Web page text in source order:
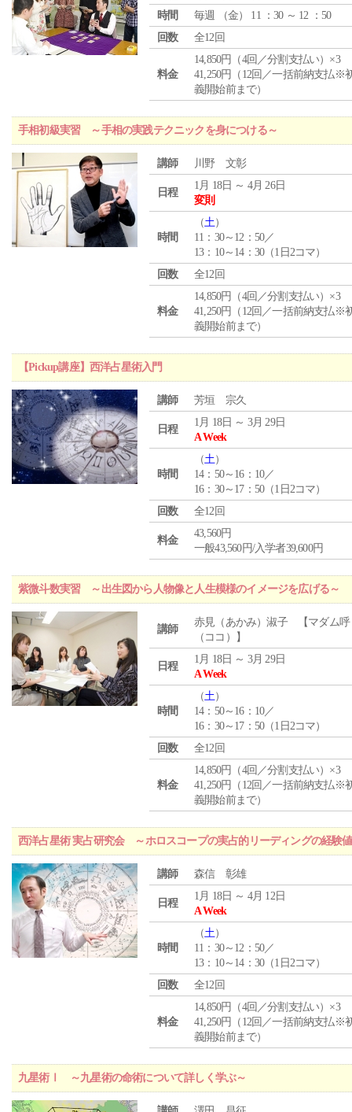
時間
毎週 （金） 11 ：30 ～ 12 ：50
回数
全12回
料金
14,850円（4回／分割支払い）×3
41,250円（12回／一括前納支払※
義開始前まで）
手相初級実習 ～手相の実践テクニックを身につける～
講師 川野 文彰
日程
1月 18日 ～ 4月 26日
変則
時間
（土）
11：30～12：50／
13：10～14：30（1日2コマ）
回数
全12回
料金
14,850円（4回／分割支払い）×3
41,250円（12回／一括前納支払※
義開始前まで）
【Pickup講座】西洋占星術入門
講師 芳垣 宗久
日程
1月 18日 ～ 3月 29日
A Week
時間
（土）
14：50～16：10／
16：30～17：50（1日2コマ）
回数
全12回
料金
43,560円
一般43,560円/入学者39,600円
紫微斗数実習 ～出生図から人物像と人生模様のイメージを広げる～
講師
赤見（あかみ）淑子 【マダム呼
（ココ）】
日程
1月 18日 ～ 3月 29日
A Week
時間
（土）
14：50～16：10／
16：30～17：50（1日2コマ）
回数
全12回
料金
14,850円（4回／分割支払い）×3
41,250円（12回／一括前納支払※
義開始前まで）
西洋占星術 実占研究会 ～ホロスコープの実占的リーディングの経験
講師 森信 彰雄
日程
1月 18日 ～ 4月 12日
A Week
時間
（土）
11：30～12：50／
13：10～14：30（1日2コマ）
回数
全12回
料金
14,850円（4回／分割支払い）×3
41,250円（12回／一括前納支払※
義開始前まで）
九星術Ⅰ ～九星術の命術について詳しく学ぶ～